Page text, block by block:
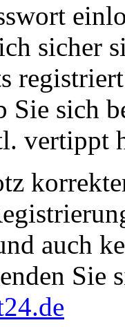
sicher
Sie sich
vertippt
auch
Sie